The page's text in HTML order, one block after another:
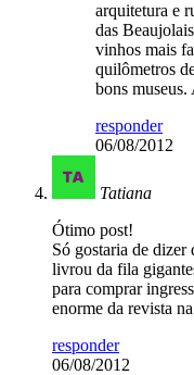
arquitetura e
das
vinhos mais
quilômetros
bons museus.
responder
06/08/2012
Tatiana
Ótimo post!
Só gostaria de dizer
livrou da fila
para comprar
enorme da revista
responder
06/08/2012